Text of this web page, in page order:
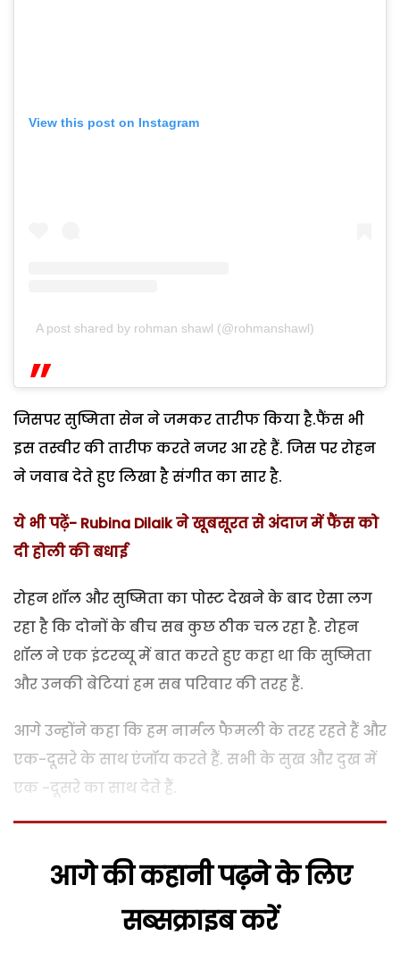
View this post on Instagram
A post shared by rohman shawl (@rohmanshawl)
जिसपर सुष्मिता सेन ने जमकर तारीफ किया है.फैंस भी
इस तस्वीर की तारीफ करते नजर आ रहे हैं. जिस पर रोहन
ने जवाब देते हुए लिखा है संगीत का सार है.
ये भी पढ़ें- Rubina Dilaik ने खूबसूरत से अंदाज में फैंस को
दी होली की बधाई
रोहन शॉल और सुष्मिता का पोस्ट देखने के बाद ऐसा लग
रहा है कि दोनों के बीच सब कुछ ठीक चल रहा है. रोहन
शॉल ने एक इंटरव्यू में बात करते हुए कहा था कि सुष्मिता
और उनकी बेटियां हम सब परिवार की तरह हैं.
आगे उन्होंने कहा कि हम नार्मल फैमली के तरह रहते हैं और
एक-दूसरे के साथ एंजॉय करते हैं. सभी के सुख और दुख में
एक -दूसरे का साथ देते हैं.
आगे की कहानी पढ़ने के लिए
सब्सक्राइब करें